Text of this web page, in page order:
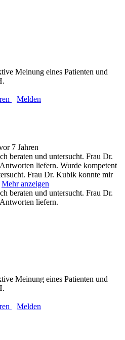
Meinung eines Patienten und
Melden
7 Jahren
beraten und untersucht. Frau Dr.
liefern. Wurde kompetent
Frau Dr. Kubik konnte mir
Mehr anzeigen
beraten und untersucht. Frau Dr.
liefern.
Meinung eines Patienten und
Melden